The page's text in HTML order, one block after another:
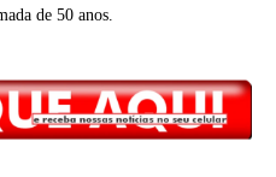
de 50 anos.